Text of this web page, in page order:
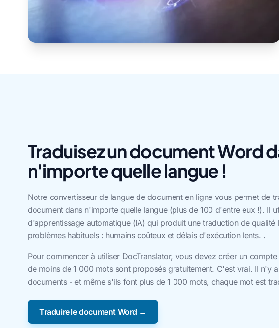
Traduisez un document Word
n'importe quelle langue !
Notre convertisseur de langue de document en ligne vous permet de
document dans n'importe quelle langue (plus de 100 d'entre eux !). Il
d'apprentissage automatique (IA) qui produit une traduction de qualité
problèmes habituels : humains coûteux et délais d'exécution lents. .
Pour commencer à utiliser DocTranslator, vous devez créer un
de moins de 1 000 mots sont proposés gratuitement. C'est vrai. Il n'y
documents - et même s'ils font plus de 1 000 mots, chaque mot est
Traduire le document Word →